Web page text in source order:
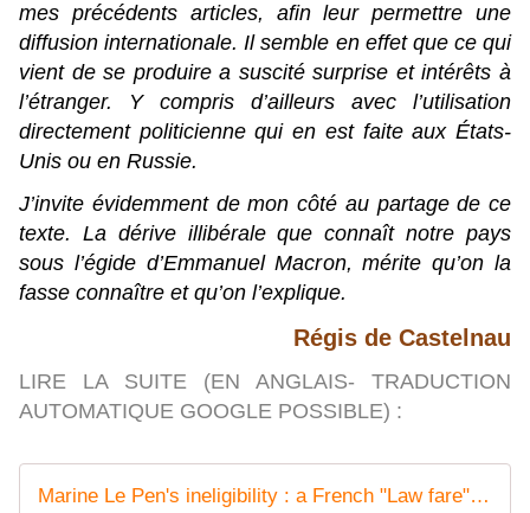
mes précédents articles, afin leur permettre une
diffusion internationale. Il semble en effet que ce qui
vient de se produire a suscité surprise et intérêts à
l’étranger. Y compris d’ailleurs avec l’utilisation
directement politicienne qui en est faite aux États-
Unis ou en Russie.
J’invite évidemment de mon côté au partage de ce
texte. La dérive illibérale que connaît notre pays
sous l’égide d’Emmanuel Macron, mérite qu’on la
fasse connaître et qu’on l’explique.
Régis de Castelnau
LIRE LA SUITE (EN ANGLAIS- TRADUCTION
AUTOMATIQUE GOOGLE POSSIBLE) :
Marine Le Pen's ineligibility : a French "Law fare" - Vu du Droit